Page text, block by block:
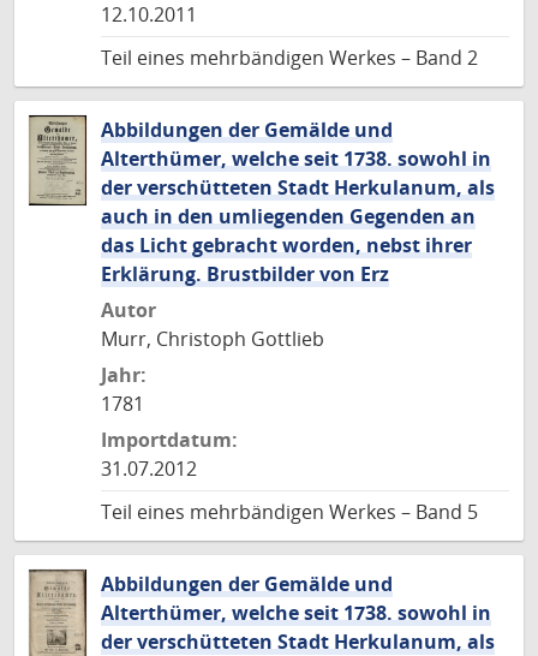
12.10.2011
Teil eines mehrbändigen Werkes – Band 2
Abbildungen der Gemälde und
Alterthümer, welche seit 1738. sowohl in
der verschütteten Stadt Herkulanum, als
auch in den umliegenden Gegenden an
das Licht gebracht worden, nebst ihrer
Erklärung. Brustbilder von Erz
Autor
Murr, Christoph Gottlieb
Jahr:
1781
Importdatum:
31.07.2012
Teil eines mehrbändigen Werkes – Band 5
Abbildungen der Gemälde und
Alterthümer, welche seit 1738. sowohl in
der verschütteten Stadt Herkulanum, als